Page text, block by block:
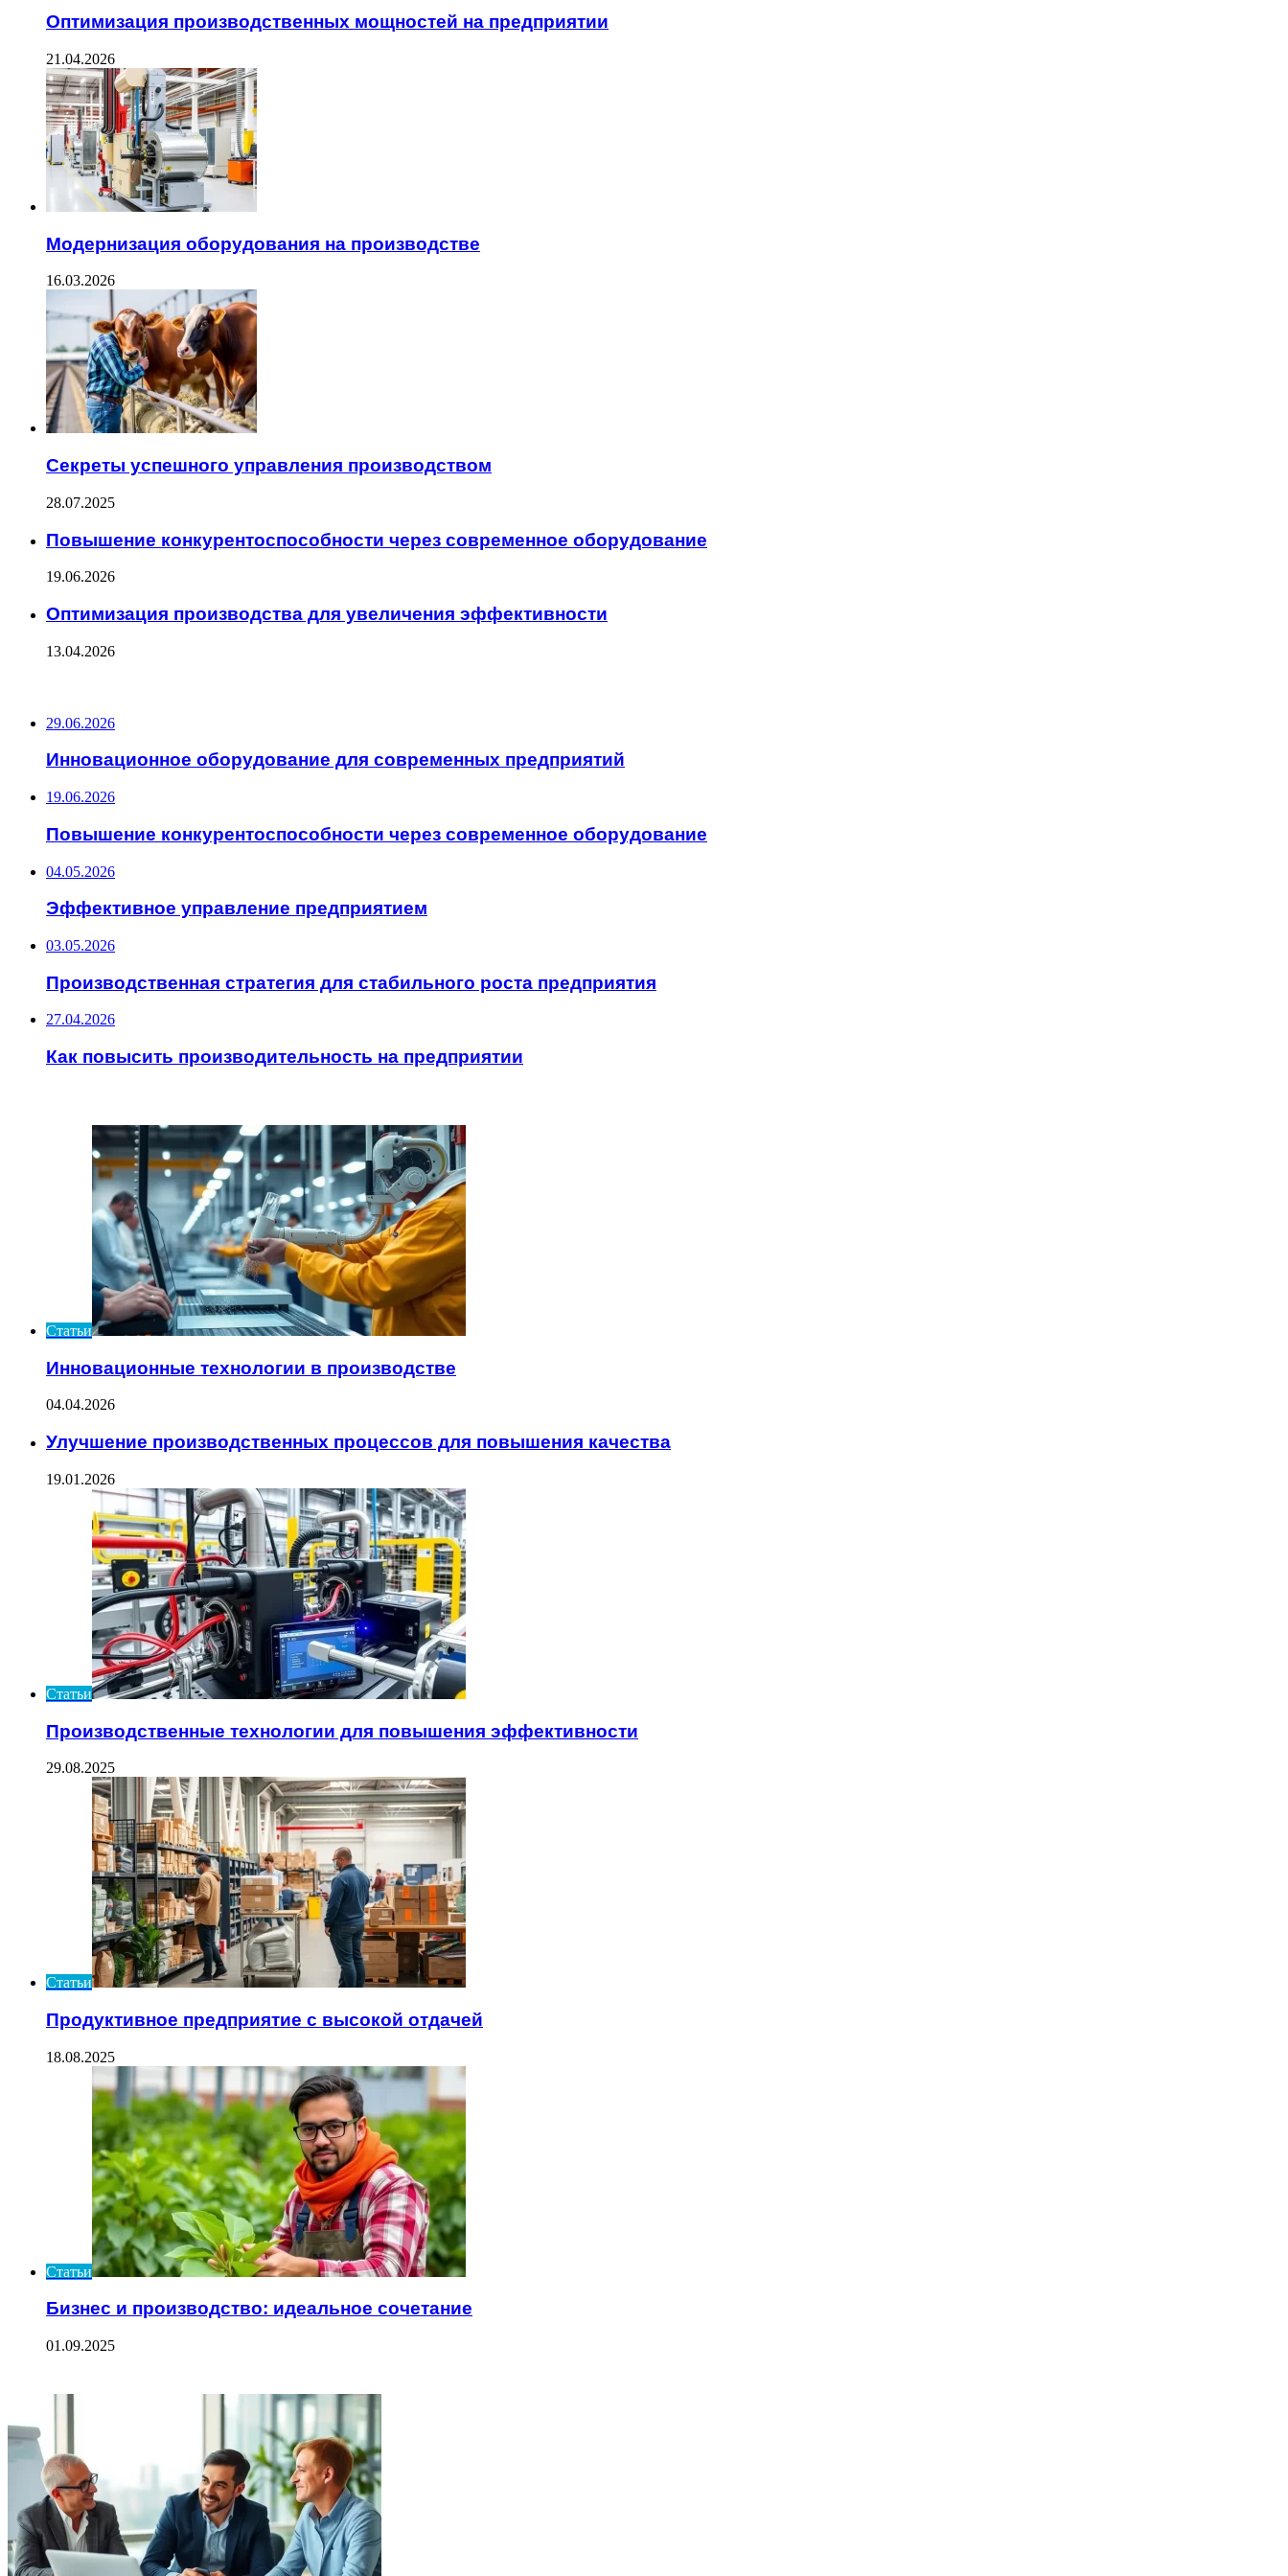
Оптимизация производственных мощностей на предприятии
21.04.2026
Модернизация оборудования на производстве
16.03.2026
Секреты успешного управления производством
28.07.2025
Повышение конкурентоспособности через современное оборудование
19.06.2026
Оптимизация производства для увеличения эффективности
13.04.2026
29.06.2026
Инновационное оборудование для современных предприятий
19.06.2026
Повышение конкурентоспособности через современное оборудование
04.05.2026
Эффективное управление предприятием
03.05.2026
Производственная стратегия для стабильного роста предприятия
27.04.2026
Как повысить производительность на предприятии
Статьи
Инновационные технологии в производстве
04.04.2026
Улучшение производственных процессов для повышения качества
19.01.2026
Статьи
Производственные технологии для повышения эффективности
29.08.2025
Статьи
Продуктивное предприятие с высокой отдачей
18.08.2025
Статьи
Бизнес и производство: идеальное сочетание
01.09.2025